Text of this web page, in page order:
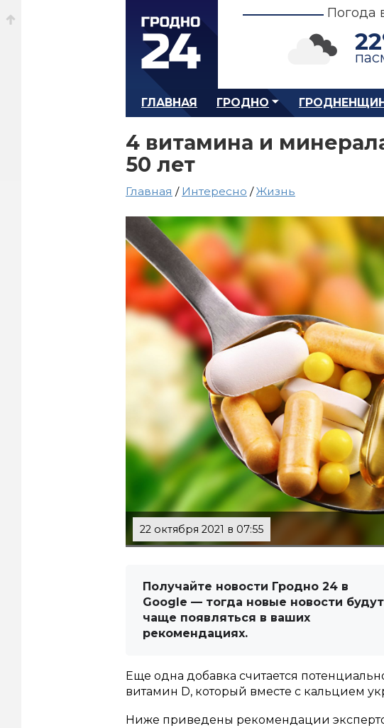
Погода
ГЛАВНАЯ ГРОДНО
4 витамина и
50 лет
Главная / Интересно /Жизнь
22 октября 2021 в 07:55
Получайте новости Гродно 24 в
Google — тогда новые новости будут
чаще появляться в ваших
рекомендациях.
Еще одна добавка считается
витамин D, который вместе с кальцием
Ниже приведены рекомендации